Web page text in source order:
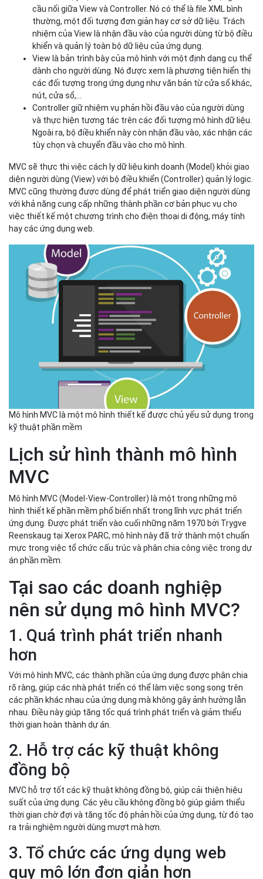
cầu nối giữa View và Controller. Nó có thể là file XML bình
thường, một đối tượng đơn giản hay cơ sở dữ liệu. Trách
nhiệm của View là nhận đầu vào của người dùng từ bộ điều
khiển và quản lý toàn bộ dữ liệu của ứng dụng.
View là bản trình bày của mô hình với một định dạng cụ thể
dành cho người dùng. Nó được xem là phương tiện hiển thị
các đối tượng trong ứng dụng như văn bản từ cửa sổ khác,
nút, cửa sổ,...
Controller giữ nhiệm vụ phản hồi đầu vào của người dùng
và thực hiện tương tác trên các đối tượng mô hình dữ liệu.
Ngoài ra, bộ điều khiển này còn nhận đầu vào, xác nhận các
tùy chọn và chuyển đầu vào cho mô hình.
MVC sẽ thực thi việc cách ly dữ liệu kinh doanh (Model) khỏi giao
diện người dùng (View) với bộ điều khiển (Controller) quản lý logic.
MVC cũng thường được dùng để phát triển giao diện người dùng
với khả năng cung cấp những thành phần cơ bản phục vụ cho
việc thiết kế một chương trình cho điện thoại di động, máy tính
hay các ứng dụng web.
Mô hình MVC là một mô hình thiết kế được chủ yếu sử dụng trong
kỹ thuật phần mềm
Lịch sử hình thành mô hình
MVC
Mô hình MVC (Model-View-Controller) là một trong những mô
hình thiết kế phần mềm phổ biến nhất trong lĩnh vực phát triển
ứng dụng. Được phát triển vào cuối những năm 1970 bởi Trygve
Reenskaug tại Xerox PARC, mô hình này đã trở thành một chuẩn
mực trong việc tổ chức cấu trúc và phân chia công việc trong dự
án phần mềm.
Tại sao các doanh nghiệp
nên sử dụng mô hình MVC?
1. Quá trình phát triển nhanh
hơn
Với mô hình MVC, các thành phần của ứng dụng được phân chia
rõ ràng, giúp các nhà phát triển có thể làm việc song song trên
các phần khác nhau của ứng dụng mà không gây ảnh hưởng lẫn
nhau. Điều này giúp tăng tốc quá trình phát triển và giảm thiểu
thời gian hoàn thành dự án.
2. Hỗ trợ các kỹ thuật không
đồng bộ
MVC hỗ trợ tốt các kỹ thuật không đồng bộ, giúp cải thiện hiệu
suất của ứng dụng. Các yêu cầu không đồng bộ giúp giảm thiểu
thời gian chờ đợi và tăng tốc độ phản hồi của ứng dụng, từ đó tạo
ra trải nghiệm người dùng mượt mà hơn.
3. Tổ chức các ứng dụng web
quy mô lớn đơn giản hơn